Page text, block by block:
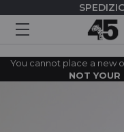
You cannot place a new
NOT YOUR